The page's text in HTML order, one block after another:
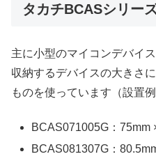
タカチBCASシリー
主に小型のマイコンデバイ
収納するデバイスの大きさ
ものを使っています（設置
BCAS071005G：75mm
BCAS081307G：